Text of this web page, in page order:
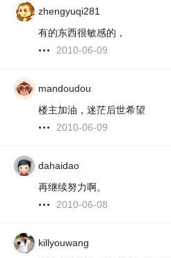
zhengyuqi281
有的东西很敏感的，
2010-06-09
mandoudou
楼主加油，迷茫后世希望
2010-06-09
dahaidao
再继续努力啊。
2010-06-08
killyouwang